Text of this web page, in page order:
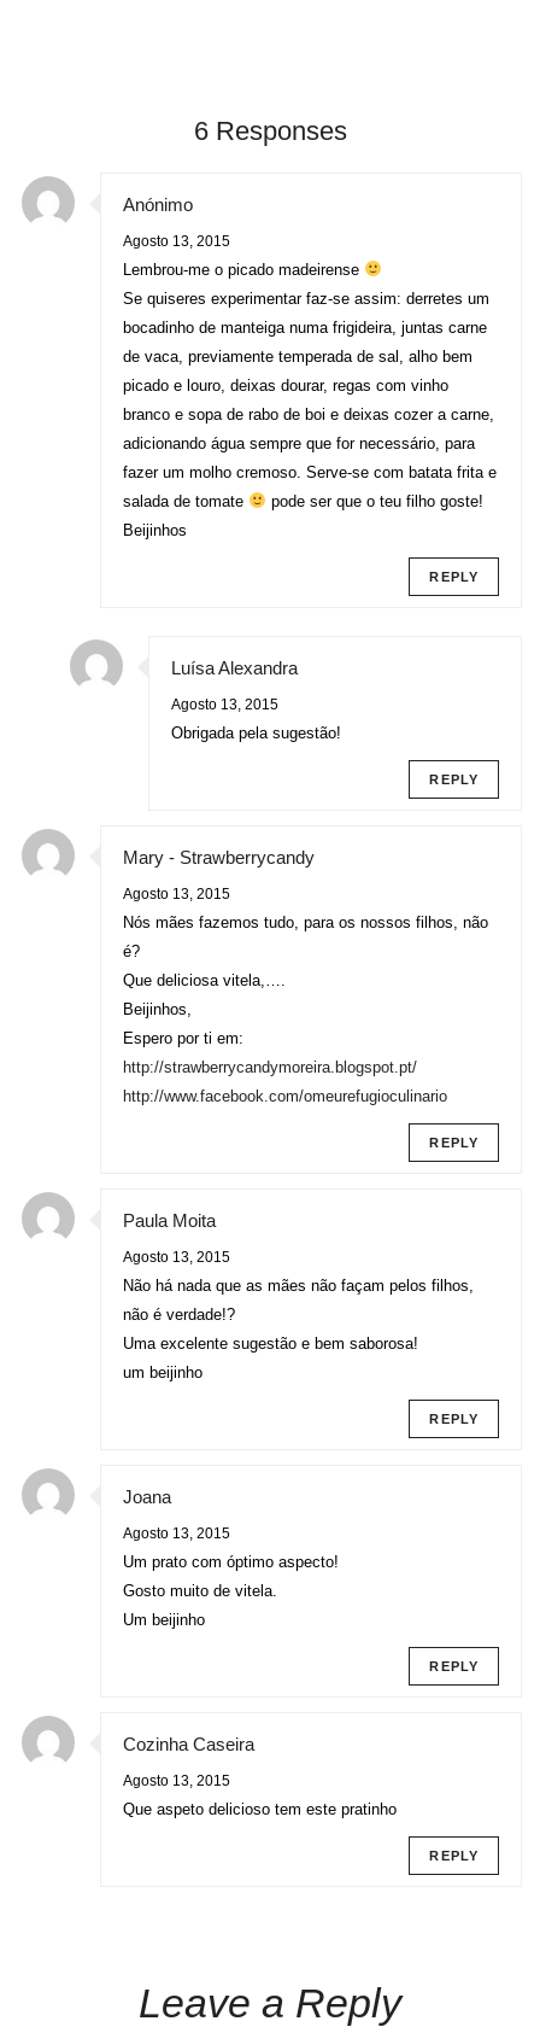
6 Responses
Anónimo
Agosto 13, 2015
Lembrou-me o picado madeirense
Se quiseres experimentar faz-se assim: derretes um
bocadinho de manteiga numa frigideira, juntas carne
de vaca, previamente temperada de sal, alho bem
picado e louro, deixas dourar, regas com vinho
branco e sopa de rabo de boi e deixas cozer a carne,
adicionando água sempre que for necessário, para
fazer um molho cremoso. Serve-se com batata frita e
salada de tomate
pode ser que o teu filho goste!
Beijinhos
REPLY
Luísa Alexandra
Agosto 13, 2015
Obrigada pela sugestão!
REPLY
Mary - Strawberrycandy
Agosto 13, 2015
Nós mães fazemos tudo, para os nossos filhos, não
é?
Que deliciosa vitela,….
Beijinhos,
Espero por ti em:
http://strawberrycandymoreira.blogspot.pt/
http://www.facebook.com/omeurefugioculinario
REPLY
Paula Moita
Agosto 13, 2015
Não há nada que as mães não façam pelos filhos,
não é verdade!?
Uma excelente sugestão e bem saborosa!
um beijinho
REPLY
Joana
Agosto 13, 2015
Um prato com óptimo aspecto!
Gosto muito de vitela.
Um beijinho
REPLY
Cozinha Caseira
Agosto 13, 2015
Que aspeto delicioso tem este pratinho
REPLY
Leave a Reply